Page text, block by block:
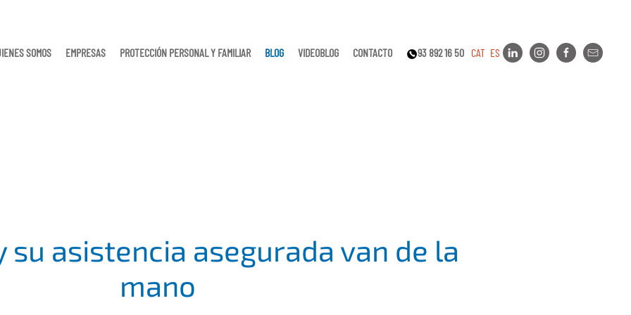
SOMOS EMPRESAS PROTECCIÓN PERSONAL Y FAMILIAR BLOG VIDEOBLOG CONTACTO 93 892 16 50 CAT ES
su asistencia asegurada van de la
mano